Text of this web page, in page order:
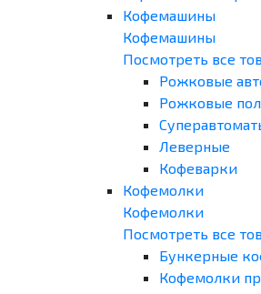
Кофемашины
Кофемашины
Посмотреть все
Рожковые
Рожковые
Леверные
Кофеварки
Кофемолки
Кофемолки
Посмотреть все
Бункерные
Кофемолки